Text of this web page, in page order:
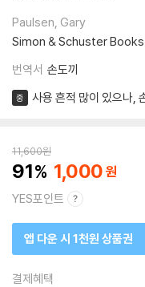
Paulsen, Gary
Simon & Schuster
번역서 손도끼
중 사용 흔적 많이 있으나,
11,600원
91 1,000
YES포인트
앱 다운 시 1천원 상품권
결제혜택